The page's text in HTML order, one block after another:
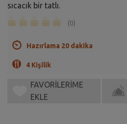
sıcacık bir tatlı.
(0)
Hazırlama 20 dakika
4 Kişilik
FAVORİLERİME
EKLE